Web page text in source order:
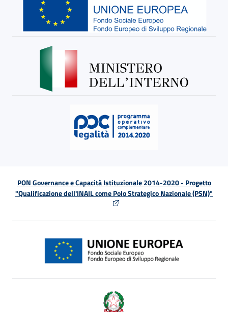
PON Governance e Capacità Istituzionale 2014-2020 - Progetto
"Qualificazione dell'INAIL come Polo Strategico Nazionale (PSN)"